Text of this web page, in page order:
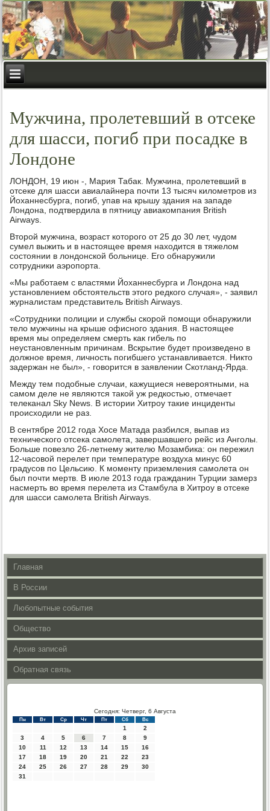
Мужчина, пролетевший в отсеке
для шасси, погиб при посадке в
Лондоне
ЛОНДОН, 19 июн -, Мария Табак. Мужчина, пролетевший в
отсеке для шасси авиалайнера почти 13 тысяч километров из
Йоханнесбурга, погиб, упав на крышу здания на западе
Лондона, подтвердила в пятницу авиакомпания British
Airways.
Второй мужчина, возраст которого от 25 до 30 лет, чудом
сумел выжить и в настоящее время находится в тяжелом
состоянии в лондонской больнице. Его обнаружили
сотрудники аэропорта.
«Мы работаем с властями Йоханнесбурга и Лондона над
установлением обстоятельств этого редкого случая», - заявил
журналистам представитель British Airways.
«Сотрудники полиции и службы скорой помощи обнаружили
тело мужчины на крыше офисного здания. В настоящее
время мы определяем смерть как гибель по
неустановленным причинам. Вскрытие будет произведено в
должное время, личность погибшего устанавливается. Никто
задержан не был», - говорится в заявлении Скотланд-Ярда.
Между тем подобные случаи, кажущиеся невероятными, на
самом деле не являются такой уж редкостью, отмечает
телеканал Sky News. В истории Хитроу такие инциденты
происходили не раз.
В сентябре 2012 года Хосе Матада разбился, выпав из
технического отсека самолета, завершавшего рейс из Анголы.
Больше повезло 26-летнему жителю Мозамбика: он пережил
12-часовой перелет при температуре воздуха минус 60
градусов по Цельсию. К моменту приземления самолета он
был почти мертв. В июле 2013 года гражданин Турции замерз
насмерть во время перелета из Стамбула в Хитроу в отсеке
для шасси самолета British Airways.
Главная
В России
Любопытные события
Общество
Архив записей
Обратная связь
Сегодня: Четверг, 6 Августа
Пн Вт Ср Чт Пт Сб Вс
1
2
3
4 5 6 7 8
9
10
11 12 13 14 15
16
17
18 19 20 21 22
23
24
25 26 27 28 29
30
31